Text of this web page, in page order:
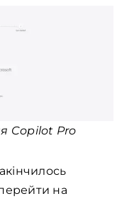
Copilot Pro
на